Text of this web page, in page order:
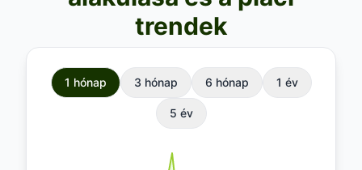
trendek
1 hónap 3 hónap 6 hónap 1 év
5 év